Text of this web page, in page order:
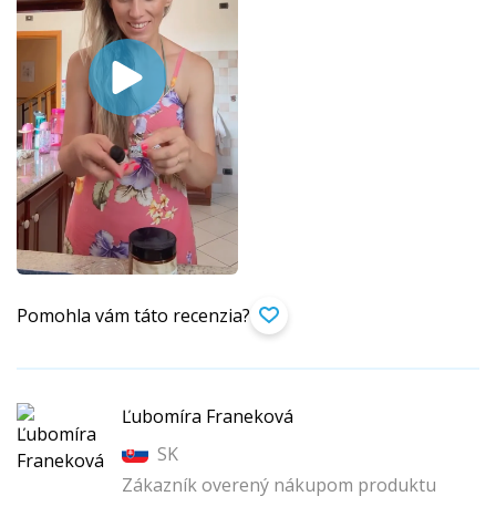
Pomohla vám táto recenzia?
Ľubomíra Franeková
SK
Zákazník overený nákupom produktu